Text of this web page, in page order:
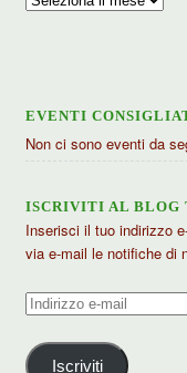
EVENTI
Non ci sono eventi da
ISCRIVITI AL BLOG
Inserisci il tuo indirizzo
via e-mail le notifiche di
Indirizzo
mail
Iscriviti